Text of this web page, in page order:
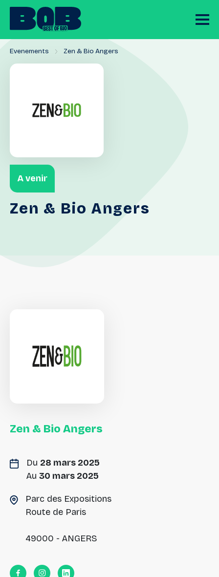
Evenements Zen & Bio Angers
A venir
Zen & Bio Angers
Zen & Bio Angers
Du 28 mars 2025
Au 30 mars 2025
Parc des Expositions
Route de Paris
49000 - ANGERS